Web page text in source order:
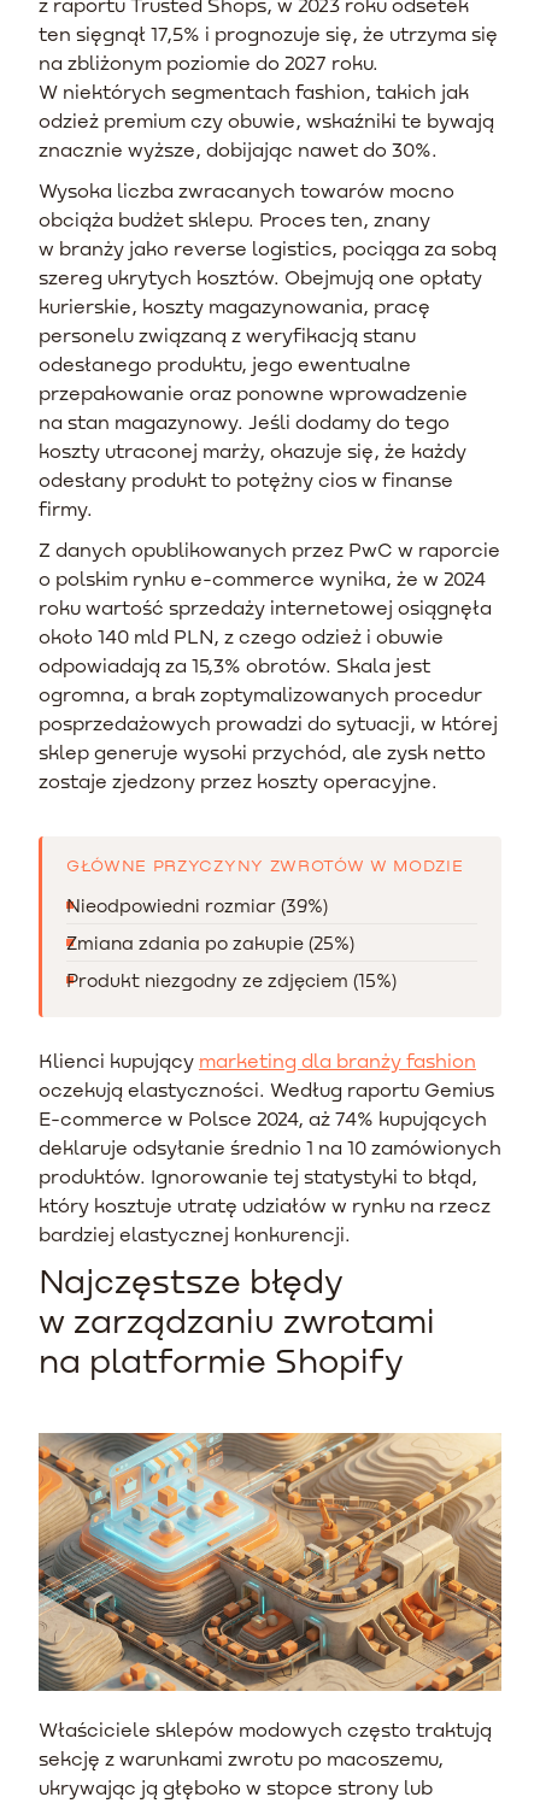
ten sięgnął 17,5% i prognozuje się, że utrzyma się
na zbliżonym poziomie do 2027 roku.
W niektórych segmentach fashion, takich jak
odzież premium czy obuwie, wskaźniki te bywają
znacznie wyższe, dobijając nawet do 30%.
Wysoka liczba zwracanych towarów mocno
obciąża budżet sklepu. Proces ten, znany
w branży jako reverse logistics, pociąga za sobą
szereg ukrytych kosztów. Obejmują one opłaty
kurierskie, koszty magazynowania, pracę
personelu związaną z weryfikacją stanu
odesłanego produktu, jego ewentualne
przepakowanie oraz ponowne wprowadzenie
na stan magazynowy. Jeśli dodamy do tego
koszty utraconej marży, okazuje się, że każdy
odesłany produkt to potężny cios w finanse
firmy.
Z danych opublikowanych przez PwC w raporcie
o polskim rynku e-commerce wynika, że w 2024
roku wartość sprzedaży internetowej osiągnęła
około 140 mld PLN, z czego odzież i obuwie
odpowiadają za 15,3% obrotów. Skala jest
ogromna, a brak zoptymalizowanych procedur
posprzedażowych prowadzi do sytuacji, w której
sklep generuje wysoki przychód, ale zysk netto
zostaje zjedzony przez koszty operacyjne.
GŁÓWNE PRZYCZYNY ZWROTÓW W MODZIE
Nieodpowiedni rozmiar (39%)
Zmiana zdania po zakupie (25%)
Produkt niezgodny ze zdjęciem (15%)
Klienci kupujący marketing dla branży fashion
oczekują elastyczności. Według raportu Gemius
E-commerce w Polsce 2024, aż 74% kupujących
deklaruje odsyłanie średnio 1 na 10 zamówionych
produktów. Ignorowanie tej statystyki to błąd,
który kosztuje utratę udziałów w rynku na rzecz
bardziej elastycznej konkurencji.
Najczęstsze błędy
w zarządzaniu zwrotami
na platformie Shopify
Właściciele sklepów modowych często traktują
sekcję z warunkami zwrotu po macoszemu,
ukrywając ją głęboko w stopce strony lub